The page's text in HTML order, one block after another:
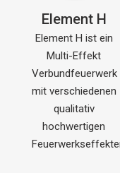
Element H
Element H ist ein
Multi-Effekt
Verbundfeuerwerk
mit verschiedenen
qualitativ
hochwertigen